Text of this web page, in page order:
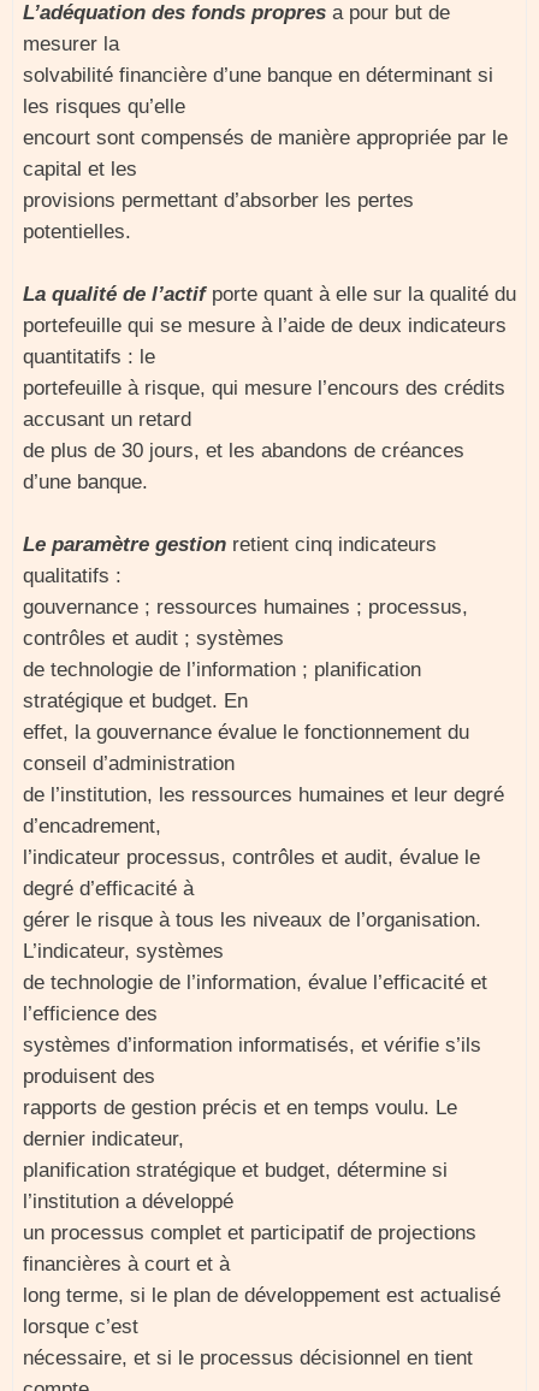
L’adéquation des fonds propres a pour but de
mesurer la
solvabilité financière d’une banque en déterminant si
les risques qu’elle
encourt sont compensés de manière appropriée par le
capital et les
provisions permettant d’absorber les pertes
potentielles.
La qualité de l’actifporte quant à elle sur la qualité du
portefeuille qui se mesure à l’aide de deux indicateurs
quantitatifs : le
portefeuille à risque, qui mesure l’encours des crédits
accusant un retard
de plus de 30 jours, et les abandons de créances
d’une banque.
Le paramètre gestion retient cinq indicateurs
qualitatifs :
gouvernance ; ressources humaines ; processus,
contrôles et audit ; systèmes
de technologie de l’information ; planification
stratégique et budget. En
effet, la gouvernance évalue le fonctionnement du
conseil d’administration
de l’institution, les ressources humaines et leur degré
d’encadrement,
l’indicateur processus, contrôles et audit, évalue le
degré d’efficacité à
gérer le risque à tous les niveaux de l’organisation.
L’indicateur, systèmes
de technologie de l’information, évalue l’efficacité et
l’efficience des
systèmes d’information informatisés, et vérifie s’ils
produisent des
rapports de gestion précis et en temps voulu. Le
dernier indicateur,
planification stratégique et budget, détermine si
l’institution a développé
un processus complet et participatif de projections
financières à court et à
long terme, si le plan de développement est actualisé
lorsque c’est
nécessaire, et si le processus décisionnel en tient